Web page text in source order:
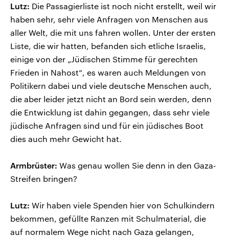
Lutz: Die Passagierliste ist noch nicht erstellt, weil wir
haben sehr, sehr viele Anfragen von Menschen aus
aller Welt, die mit uns fahren wollen. Unter der ersten
Liste, die wir hatten, befanden sich etliche Israelis,
einige von der „Jüdischen Stimme für gerechten
Frieden in Nahost“, es waren auch Meldungen von
Politikern dabei und viele deutsche Menschen auch,
die aber leider jetzt nicht an Bord sein werden, denn
die Entwicklung ist dahin gegangen, dass sehr viele
jüdische Anfragen sind und für ein jüdisches Boot
dies auch mehr Gewicht hat.
Armbrüster: Was genau wollen Sie denn in den Gaza-
Streifen bringen?
Lutz: Wir haben viele Spenden hier von Schulkindern
bekommen, gefüllte Ranzen mit Schulmaterial, die
auf normalem Wege nicht nach Gaza gelangen,